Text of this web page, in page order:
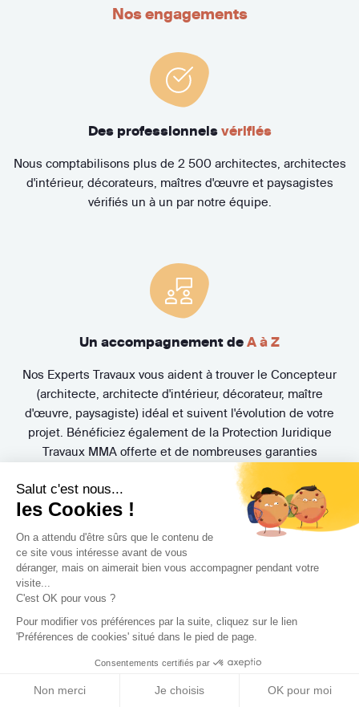
Salut c'est nous...
les Cookies !
On a attendu d'être sûrs que le contenu de
ce site vous intéresse avant de vous
déranger, mais on aimerait bien vous accompagner pendant votre
visite...
C'est OK pour vous ?
Pour modifier vos préférences par la suite, cliquez sur le lien
'Préférences de cookies' situé dans le pied de page.
Consentements certifiés par
Non merci Je choisis OK pour moi
Nos engagements
Des professionnels vérifiés
Nous comptabilisons plus de 2 500 architectes, architectes
d'intérieur, décorateurs, maîtres d'œuvre et paysagistes
vérifiés un à un par notre équipe.
Un accompagnement de A à Z
Nos Experts Travaux vous aident à trouver le Concepteur
(architecte, architecte d'intérieur, décorateur, maître
d'œuvre, paysagiste) idéal et suivent l'évolution de votre
projet. Bénéficiez également de la Protection Juridique
Travaux MMA offerte et de nombreuses garanties
Pas de mauvaise surprise. Rencontrez gratuitement et sans
engagement trois Concepteurs et recevez en quelques